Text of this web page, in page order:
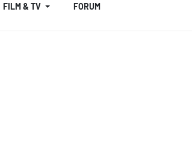
FILM & TV FORUM